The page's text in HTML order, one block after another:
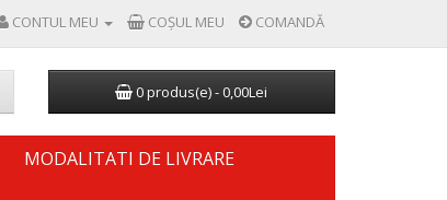
CONTUL MEU COŞUL MEU COMANDĂ
0 produs(e) - 0,00Lei
MODALITATI DE LIVRARE